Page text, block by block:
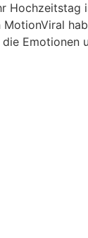
Emotionen